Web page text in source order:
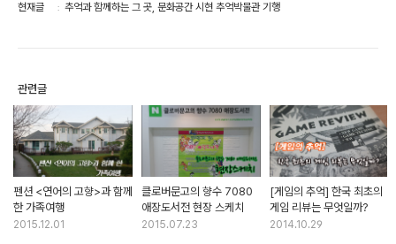
현재글 추억과 함께하는 그 곳, 문화공간 시현 추억박물관 기행
관련글
펜션 <연어의 고향>과 함께
한 가족여행
2015.12.01
클로버문고의 향수 7080
애장도서전 현장 스케치
2015.07.23
[게임의 추억] 한국 최초의
게임 리뷰는 무엇일까?
2014.10.29